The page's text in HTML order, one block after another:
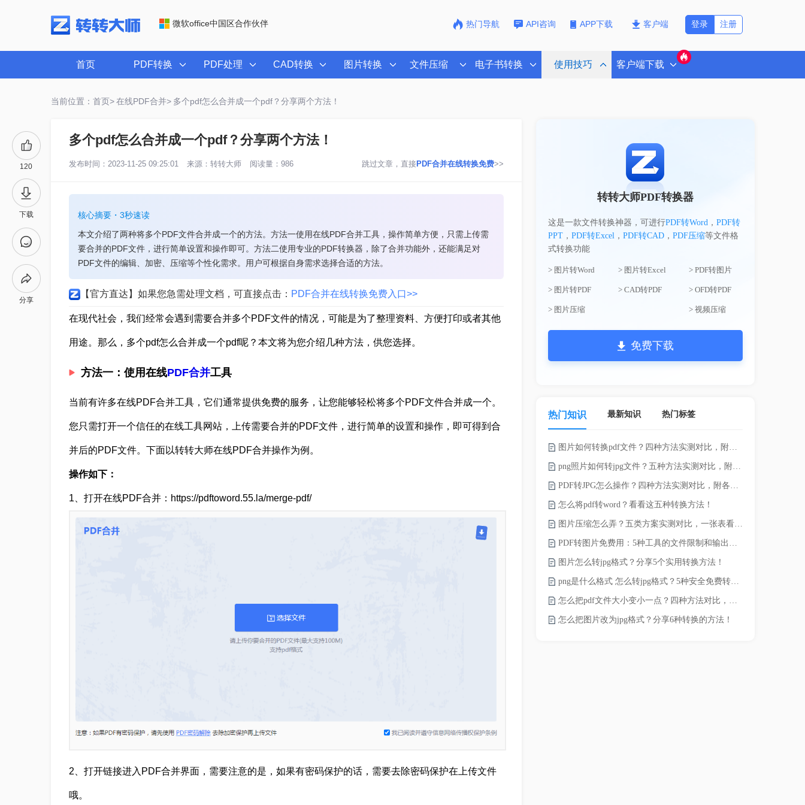
微软office中国区合作伙伴 热门导航 API咨询 APP下载 客户端 注册
登录
首页 PDF转换 PDF处理 CAD转换 图片转换 文件压缩 电子书转换 使用技巧 客户端下载
当前位置：首页> 在线PDF合并> 多个pdf怎么合并成一个pdf？分享两个方法！
120
下载
分享
多个pdf怎么合并成一个pdf？分享两个方法！
发布时间：2023-11-25 09:25:01 来源： 转转大师 阅读量：986 跳过文章，直接PDF合并在线转换免费>>
核心摘要・3秒速读
本文介绍了两种将多个PDF文件合并成一个的方法。方法一使用在线PDF合并工具，操作简单方便，只需上传需
要合并的PDF文件，进行简单设置和操作即可。方法二使用专业的PDF转换器，除了合并功能外，还能满足对
PDF文件的编辑、加密、压缩等个性化需求。用户可根据自身需求选择合适的方法。
【官方直达】如果您急需处理文档，可直接点击： PDF合并在线转换免费入口>>
在现代社会，我们经常会遇到需要合并多个PDF文件的情况，可能是为了整理资料、方便打印或者其他
用途。那么，多个pdf怎么合并成一个pdf呢？本文将为您介绍几种方法，供您选择。
方法一：使用在线PDF合并工具
当前有许多在线PDF合并工具，它们通常提供免费的服务，让您能够轻松将多个PDF文件合并成一个。
您只需打开一个信任的在线工具网站，上传需要合并的PDF文件，进行简单的设置和操作，即可得到合
并后的PDF文件。下面以转转大师在线PDF合并操作为例。
操作如下：
1、打开在线PDF合并：https://pdftoword.55.la/merge-pdf/
2、打开链接进入PDF合并界面，需要注意的是，如果有密码保护的话，需要去除密码保护在上传文件
哦。
转转大师PDF转换器
这是一款文件转换神器，可进行PDF转Word， PDF转
PPT， PDF转Excel， PDF转CAD， PDF压缩等文件格
式转换功能
> 图片转Word > 图片转Excel > PDF转图片
> 图片转PDF > CAD转PDF > OFD转PDF
> 图片压缩 > 视频压缩
免费下载
热门知识 最新知识 热门标签
图片如何转换pdf文件？四种方法实测对比，附各场景最优选！
png照片如何转jpg文件？五种方法实测对比，附各场景最优选!！
PDF转JPG怎么操作？四种方法实测对比，附各场景最优选！
怎么将pdf转word？看看这五种转换方法！
图片压缩怎么弄？五类方案实测对比，一张表看懂怎么选！
PDF转图片免费用：5种工具的文件限制和输出质量对比！
图片怎么转jpg格式？分享5个实用转换方法！
png是什么格式 怎么转jpg格式？5种安全免费转换方法全解析！
怎么把pdf文件大小变小一点？四种方法对比，一看就懂！
怎么把图片改为jpg格式？分享6种转换的方法！